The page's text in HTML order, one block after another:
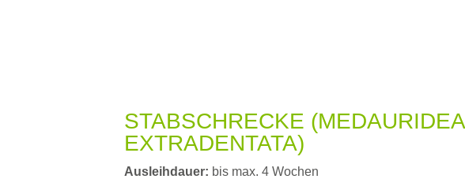
STABSCHRECKE (MEDAURIDEA
EXTRADENTATA)
Ausleihdauer: bis max. 4 Wochen